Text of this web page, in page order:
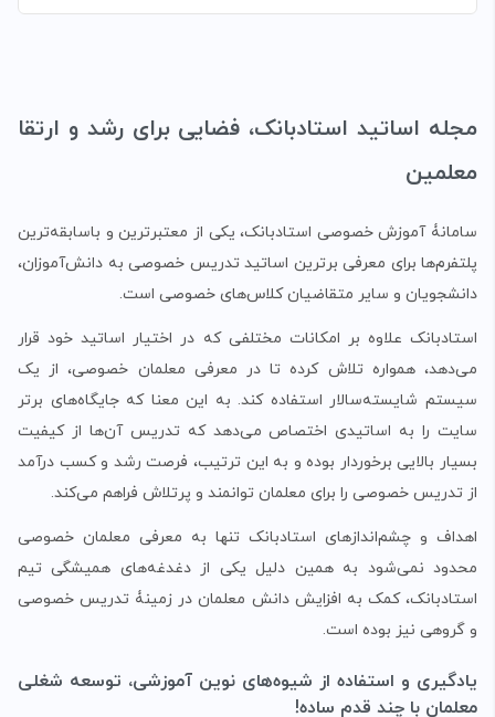
مجله اساتید استادبانک، فضایی برای رشد و ارتقا
معلمین
سامانۀ آموزش خصوصی استادبانک، یکی از معتبرترین و باسابقه‌ترین
پلتفرم‌ها برای معرفی برترین اساتید تدریس خصوصی به دانش‌آموزان،
دانشجویان و سایر متقاضیان کلاس‌های خصوصی است.
استادبانک علاوه بر امکانات مختلفی که در اختیار اساتید خود قرار
می‌دهد، همواره تلاش کرده تا در معرفی معلمان خصوصی، از یک
سیستم شایسته‌سالار استفاده کند. به این معنا که جایگاه‌های برتر
سایت را به اساتیدی اختصاص می‌دهد که تدریس آن‌ها از کیفیت
بسیار بالایی برخوردار بوده و به این ترتیب، فرصت رشد و کسب درآمد
از تدریس خصوصی را برای معلمان توانمند و پرتلاش فراهم می‌کند.
اهداف و چشم‌اندازهای استادبانک تنها به معرفی معلمان خصوصی
محدود نمی‌شود به همین دلیل یکی از دغدغه‌های همیشگی تیم
استادبانک، کمک به افزایش دانش معلمان در زمینۀ تدریس خصوصی
و گروهی نیز بوده است.
یادگیری و استفاده از شیوه‌های نوین آموزشی، توسعه شغلی
معلمان با چند قدم ساده!